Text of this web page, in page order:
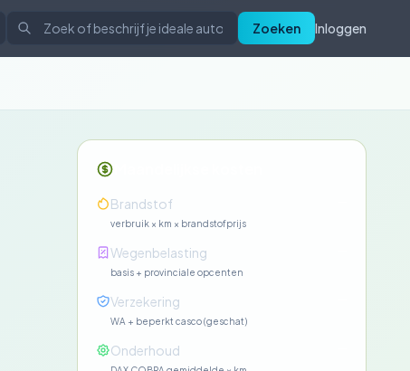
Zoeken Inloggen
Brandstof
verbruik × km × brandstofprijs
Wegenbelasting
basis + provinciale opcenten
Verzekering
WA + beperkt casco (geschat)
Onderhoud